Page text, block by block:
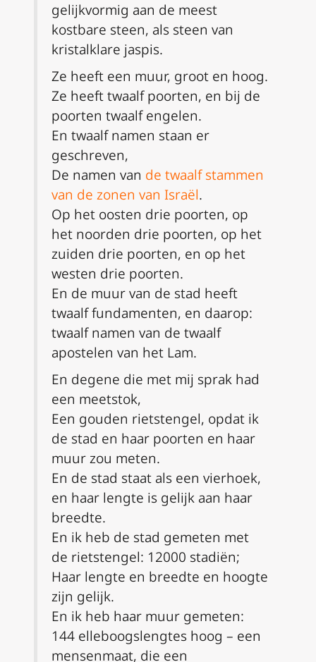
gelijkvormig aan de meest
kostbare steen, als steen van
kristalklare jaspis.
Ze heeft een muur, groot en hoog.
Ze heeft twaalf poorten, en bij de
poorten twaalf engelen.
En twaalf namen staan er
geschreven,
De namen van de twaalf stammen
van de zonen van Israël.
Op het oosten drie poorten, op
het noorden drie poorten, op het
zuiden drie poorten, en op het
westen drie poorten.
En de muur van de stad heeft
twaalf fundamenten, en daarop:
twaalf namen van de twaalf
apostelen van het Lam.
En degene die met mij sprak had
een meetstok,
Een gouden rietstengel, opdat ik
de stad en haar poorten en haar
muur zou meten.
En de stad staat als een vierhoek,
en haar lengte is gelijk aan haar
breedte.
En ik heb de stad gemeten met
de rietstengel: 12000 stadiën;
Haar lengte en breedte en hoogte
zijn gelijk.
En ik heb haar muur gemeten:
144 elleboogslengtes hoog – een
mensenmaat, die een